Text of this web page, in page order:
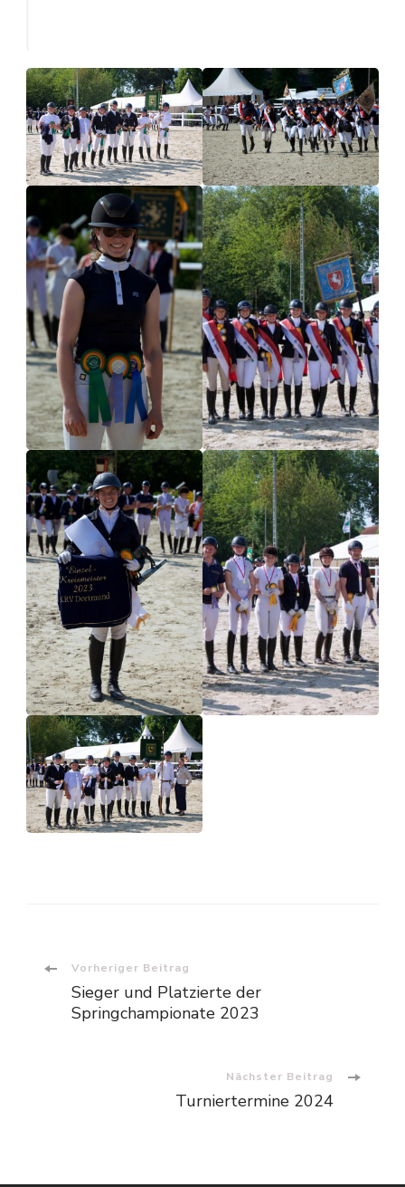
Vorheriger Beitrag
Sieger und Platzierte der
Springchampionate 2023
Nächster Beitrag
Turniertermine 2024